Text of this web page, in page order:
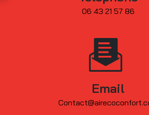
06 43 21 57 86
Email